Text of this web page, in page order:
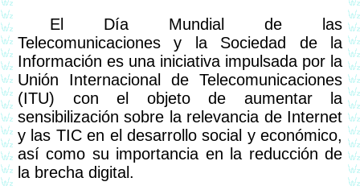
El Día Mundial de las
Telecomunicaciones y la Sociedad de la
Información es una iniciativa impulsada por la
Unión Internacional de Telecomunicaciones
(ITU) con el objeto de aumentar la
sensibilización sobre la relevancia de Internet
y las TIC en el desarrollo social y económico,
así como su importancia en la reducción de
la brecha digital.